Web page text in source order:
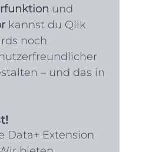
und
kannst du Qlik
noch
– und das in
Data+ Extension